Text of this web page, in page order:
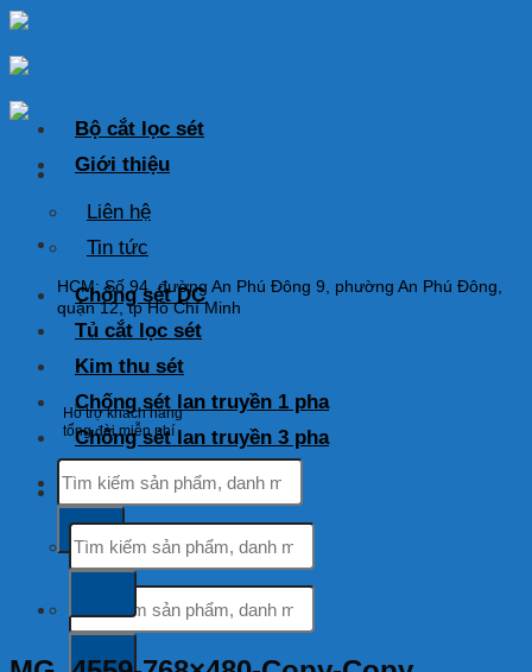
Skip
content
HOTLINE: 0925 038 097
HCM: Số 94, đường An Phú Đông 9, phường An Phú Đông,
quận 12, tp Hồ Chí Minh
Hỗ trợ khách hàng
tổng đài miễn phí
Tìm
kiếm:
kiếm:
Bộ cắt lọc sét
Giới thiệu
Liên hệ
Tin tức
Chống sét DC
Tủ cắt lọc sét
Kim thu sét
Chống sét lan truyền 1 pha
Chống sét lan truyền 3 pha
Tìm
kiếm: